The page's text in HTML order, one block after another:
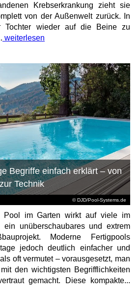
Krebserkrankung zieht sie
von der Außenwelt zurück. In
Tochter wieder auf die Beine zu
weiterlesen
© DJD/Pool-Systems.de
Begriffe einfach erklärt – von
Technik
Pool im Garten wirkt auf viele im
unüberschaubares und extrem
Moderne Fertigpools
jedoch deutlich einfacher und
oft vermutet – vorausgesetzt, man
den wichtigsten Begrifflichkeiten
gemacht. Diese kompakte...